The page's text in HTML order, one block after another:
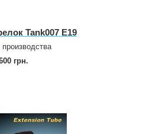
Tank007 E19
грн.